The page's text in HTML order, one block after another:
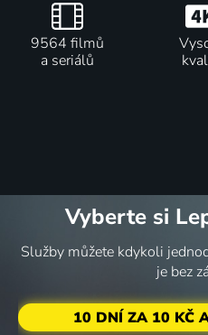
9564 filmů
a seriálů
Vyberte si
Služby můžete kdykoli
je bez
10 DNÍ ZA 10 KČ